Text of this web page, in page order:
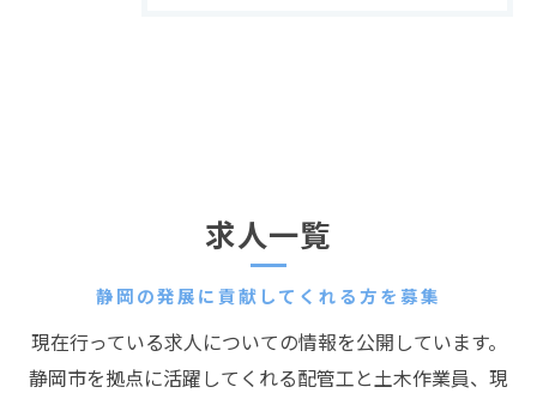
静岡の発展に貢献してくれる方を募集
求人一覧
現在行っている求人についての情報を公開しています。
静岡市を拠点に活躍してくれる配管工と土木作業員、現